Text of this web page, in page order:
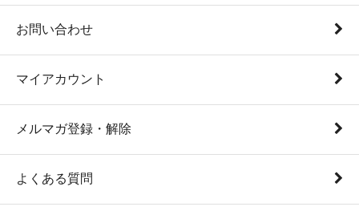
お問い合わせ
マイアカウント
メルマガ登録・解除
よくある質問